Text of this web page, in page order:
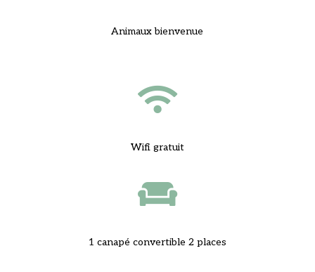
Animaux bienvenue

Wifi gratuit

1 canapé convertible 2 places